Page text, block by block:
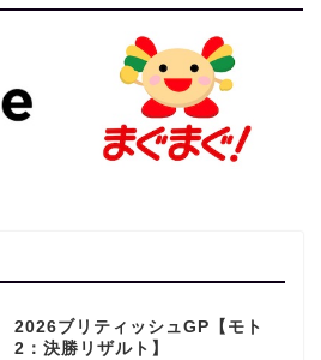
2026ブリティッシュGP【モト
2：決勝リザルト】